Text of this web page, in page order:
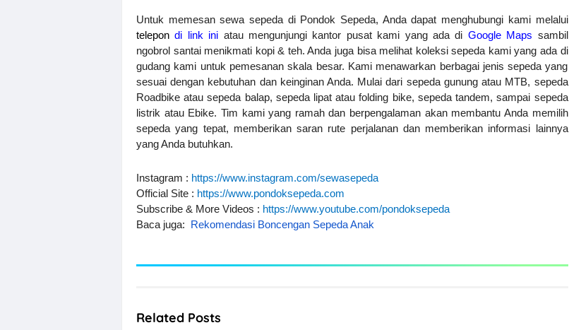
Untuk memesan sewa sepeda di Pondok Sepeda, Anda dapat menghubungi kami melalui
telepon di link ini atau mengunjungi kantor pusat kami yang ada di Google Maps sambil
ngobrol santai menikmati kopi & teh. Anda juga bisa melihat koleksi sepeda kami yang ada di
gudang kami untuk pemesanan skala besar. Kami menawarkan berbagai jenis sepeda yang
sesuai dengan kebutuhan dan keinginan Anda. Mulai dari sepeda gunung atau MTB, sepeda
Roadbike atau sepeda balap, sepeda lipat atau folding bike, sepeda tandem, sampai sepeda
listrik atau Ebike. Tim kami yang ramah dan berpengalaman akan membantu Anda memilih
sepeda yang tepat, memberikan saran rute perjalanan dan memberikan informasi lainnya
yang Anda butuhkan.
Instagram : https://www.instagram.com/sewasepeda
Official Site : https://www.pondoksepeda.com
Subscribe & More Videos : https://www.youtube.com/pondoksepeda
Baca juga:
Rekomendasi Boncengan Sepeda Anak
Related Posts